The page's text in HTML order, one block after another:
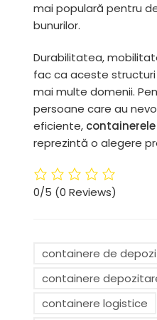
mai populară pentru
bunurilor.
Durabilitatea,
fac ca aceste
mai multe domenii.
persoane care au
eficiente,
reprezintă o alegere
0/5 (0 Reviews)
containere de
containere
containere logistice